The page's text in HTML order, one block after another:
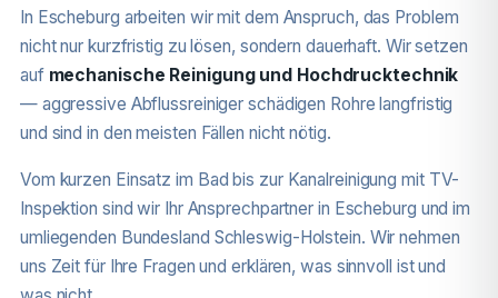
In Escheburg arbeiten wir mit dem Anspruch, das Problem
nicht nur kurzfristig zu lösen, sondern dauerhaft. Wir setzen
auf mechanische Reinigung und Hochdrucktechnik
— aggressive Abflussreiniger schädigen Rohre langfristig
und sind in den meisten Fällen nicht nötig.
Vom kurzen Einsatz im Bad bis zur Kanalreinigung mit TV-
Inspektion sind wir Ihr Ansprechpartner in Escheburg und im
umliegenden Bundesland Schleswig-Holstein. Wir nehmen
uns Zeit für Ihre Fragen und erklären, was sinnvoll ist und